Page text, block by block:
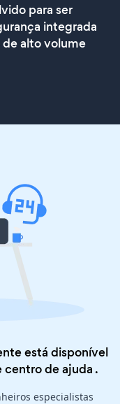
para ser
integrada
de alto volume
está disponível
centro de ajuda .
especialistas